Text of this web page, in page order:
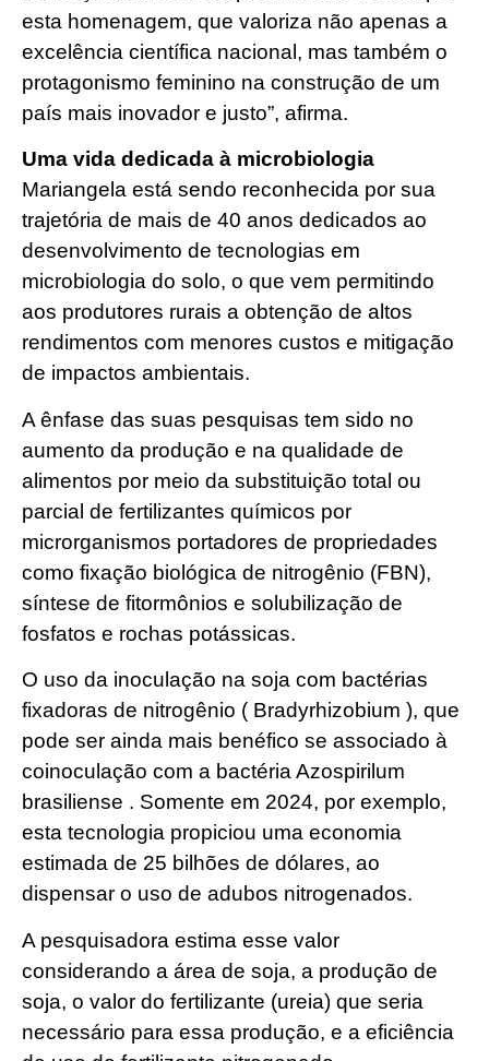
esta homenagem, que valoriza não apenas a
excelência científica nacional, mas também o
protagonismo feminino na construção de um
país mais inovador e justo”, afirma.
Uma vida dedicada à microbiologia
Mariangela está sendo reconhecida por sua
trajetória de mais de 40 anos dedicados ao
desenvolvimento de tecnologias em
microbiologia do solo, o que vem permitindo
aos produtores rurais a obtenção de altos
rendimentos com menores custos e mitigação
de impactos ambientais.
A ênfase das suas pesquisas tem sido no
aumento da produção e na qualidade de
alimentos por meio da substituição total ou
parcial de fertilizantes químicos por
microrganismos portadores de propriedades
como fixação biológica de nitrogênio (FBN),
síntese de fitormônios e solubilização de
fosfatos e rochas potássicas.
O uso da inoculação na soja com bactérias
fixadoras de nitrogênio ( Bradyrhizobium ), que
pode ser ainda mais benéfico se associado à
coinoculação com a bactéria Azospirilum
brasiliense . Somente em 2024, por exemplo,
esta tecnologia propiciou uma economia
estimada de 25 bilhões de dólares, ao
dispensar o uso de adubos nitrogenados.
A pesquisadora estima esse valor
considerando a área de soja, a produção de
soja, o valor do fertilizante (ureia) que seria
necessário para essa produção, e a eficiência